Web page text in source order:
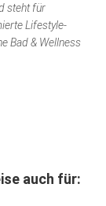
steht für
Lifestyle-
Bad & Wellness
auch für: